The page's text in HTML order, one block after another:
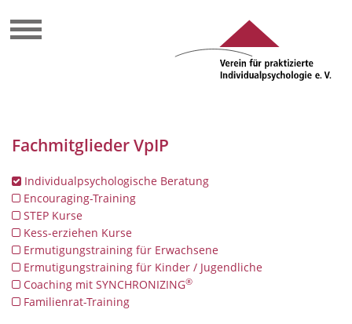
Fachmitglieder VpIP
Individualpsychologische Beratung
Encouraging-Training
STEP Kurse
Kess-erziehen Kurse
Ermutigungstraining für Erwachsene
Ermutigungstraining für Kinder / Jugendliche
Coaching mit SYNCHRONIZING®
Familienrat-Training